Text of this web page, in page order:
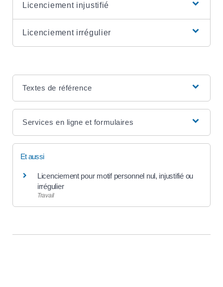
Licenciement injustifié
Licenciement irrégulier
Textes de référence
Services en ligne et formulaires
Et aussi
Licenciement pour motif personnel nul, injustifié ou
irrégulier
Travail